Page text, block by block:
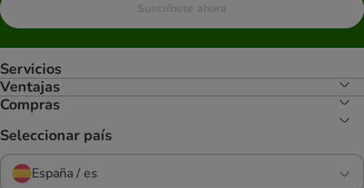
Suscríbete ahora
Servicios
Ventajas
Compras
Seleccionar país
España / es